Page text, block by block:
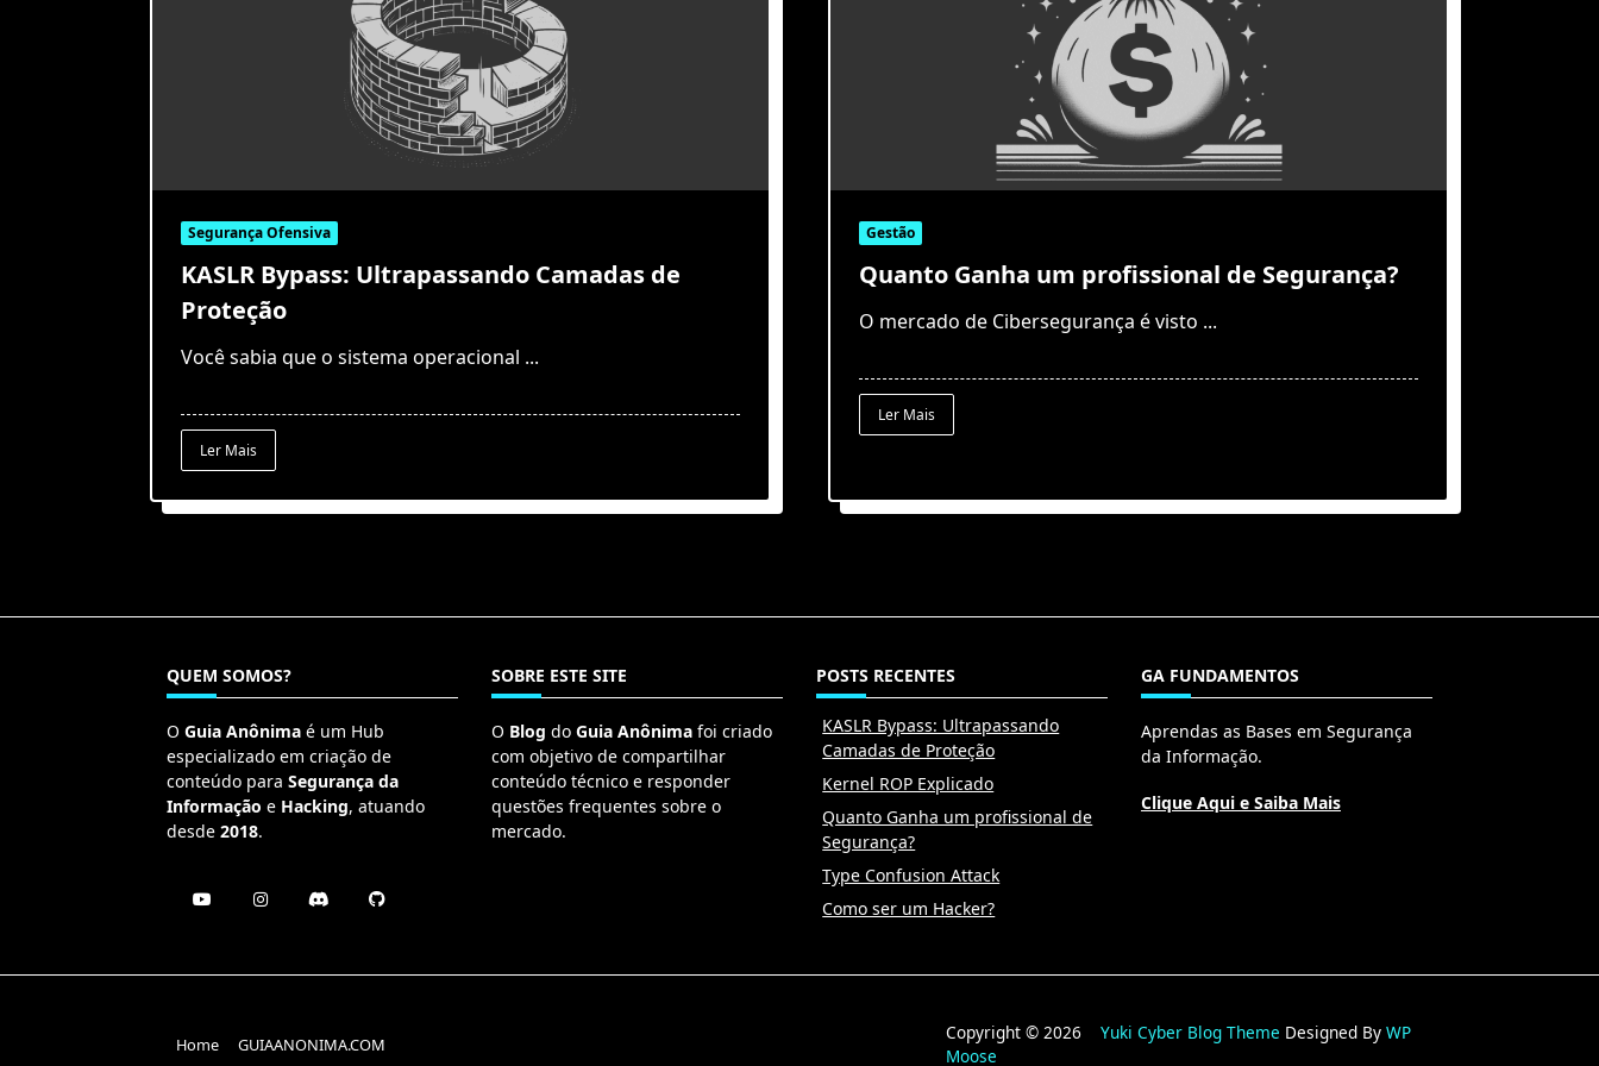
Segurança Ofensiva
KASLR Bypass: Ultrapassando Camadas de
Proteção
Você sabia que o sistema operacional ...
Ler Mais
Gestão
Quanto Ganha um profissional de Segurança?
O mercado de Cibersegurança é visto ...
Ler Mais
QUEM SOMOS?
O Guia Anônima é um Hub
especializado em criação de
conteúdo para Segurança da
Informação e Hacking, atuando
desde 2018.
SOBRE ESTE SITE
O Blog do Guia Anônima foi criado
com objetivo de compartilhar
conteúdo técnico e responder
questões frequentes sobre o
mercado.
POSTS RECENTES
KASLR Bypass: Ultrapassando
Camadas de Proteção
Kernel ROP Explicado
Quanto Ganha um profissional de
Segurança?
Type Confusion Attack
Como ser um Hacker?
GA FUNDAMENTOS
Aprendas as Bases em Segurança
da Informação.
Clique Aqui e Saiba Mais
Home GUIAANONIMA.COM
Copyright © 2026Yuki Cyber Blog Theme Designed ByWP
Moose